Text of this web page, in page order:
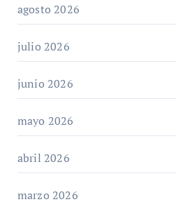
agosto 2026
julio 2026
junio 2026
mayo 2026
abril 2026
marzo 2026